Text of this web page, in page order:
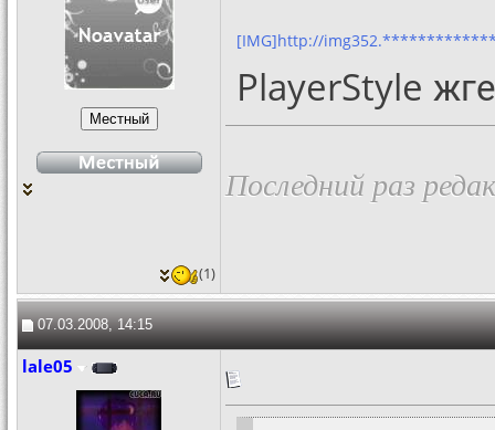
[IMG]http://
PlayerStyle
Последний раз
(1)
07.03.2008, 14:15
lale05